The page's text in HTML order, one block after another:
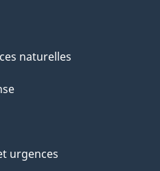
naturelles
urgences